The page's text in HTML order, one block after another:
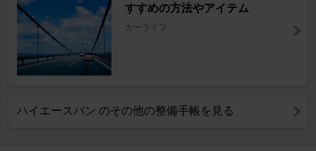
すすめの方法やアイテム
カーライフ
ハイエースバン のその他の整備手帳を見る